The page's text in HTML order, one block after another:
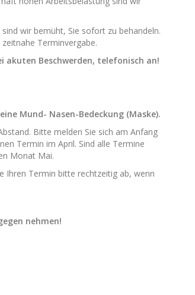
wir bemüht, Sie sofort zu behandeln.
Terminvergabe.
akuten Beschwerden, telefonisch an!
Mund- Nasen-Bedeckung (Maske).
Bitte melden Sie sich am Anfang
Termin im April. Sind alle Termine
Monat Mai.
Ihren Termin bitte rechtzeitig ab, wenn
nehmen!